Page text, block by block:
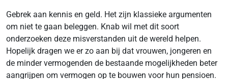
Gebrek aan kennis en geld. Het zijn klassieke argumenten
om niet te gaan beleggen. Knab wil met dit soort
onderzoeken deze misverstanden uit de wereld helpen.
Hopelijk dragen we er zo aan bij dat vrouwen, jongeren en
de minder vermogenden de bestaande mogelijkheden beter
aangrijpen om vermogen op te bouwen voor hun pensioen.